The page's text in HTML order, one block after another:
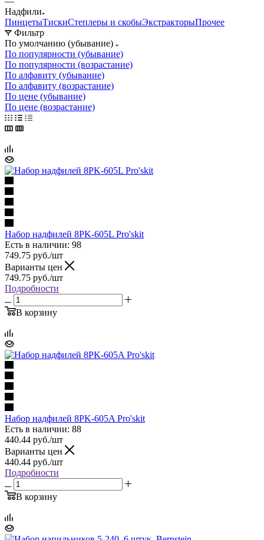
Надфили
ПинцетыТискиСтеплеры и скобыЭкстракторыПрочее
Фильтр
По умолчанию (убывание)
По популярности (убывание)
По популярности (возрастание)
По алфавиту (убывание)
По алфавиту (возрастание)
По цене (убывание)
По цене (возрастание)
Набор надфилей 8PK-605L Pro'skit
Есть в наличии: 98
749.75 руб./шт
Варианты цен
749.75 руб./шт
Подробности
В корзину
Набор надфилей 8PK-605A Pro'skit
Есть в наличии: 88
440.44 руб./шт
Варианты цен
440.44 руб./шт
Подробности
В корзину